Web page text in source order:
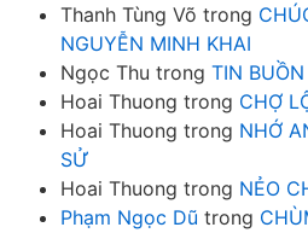
Thanh Tùng Võ trong
NGUYỄN MINH KHAI
Ngọc Thu trong TIN BUỒN
Hoai Thuong trong CHỢ
Hoai Thuong trong NHỚ
SỬ
Hoai Thuong trong NẺO
Phạm Ngọc Dũ trong